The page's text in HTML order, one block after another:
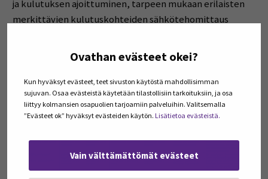
Ovathan evästeet okei?
Kun hyväksyt evästeet, teet sivuston käytöstä mahdollisimman
sujuvan. Osaa evästeistä käytetään tilastollisiin tarkoituksiin, ja osa
liittyy kolmansien osapuolien tarjoamiin palveluihin. Valitsemalla
”Evästeet ok” hyväksyt evästeiden käytön. Lisätietoa evästeistä.
Vain välttämättömät evästeet
ja kulutuksen ajoittuminen, tarpeen mukaan erilaisten
merkittävien kulutuskohteiden sähkötehomittaus
luotettavuuden parantamiseksi.
Taulukko 1. Motivan energiakatselmuksen mittaukset.